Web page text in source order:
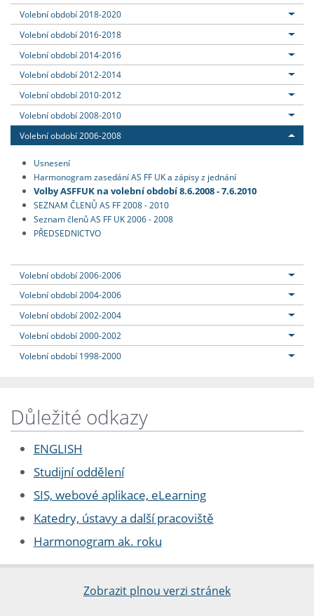
Volební období 2018-2020
Volební období 2016-2018
Volební období 2014-2016
Volební období 2012-2014
Volební období 2010-2012
Volební období 2008-2010
Volební období 2006-2008
Usnesení
Harmonogram zasedání AS FF UK a zápisy z jednání
Volby ASFFUK na volební období 8.6.2008 - 7.6.2010
SEZNAM ČLENŮ AS FF 2008 - 2010
Seznam členů AS FF UK 2006 - 2008
PŘEDSEDNICTVO
Volební období 2006-2006
Volební období 2004-2006
Volební období 2002-2004
Volební období 2000-2002
Volební období 1998-2000
Důležité odkazy
ENGLISH
Studijní oddělení
SIS, webové aplikace, eLearning
Katedry, ústavy a další pracoviště
Harmonogram ak. roku
Zobrazit plnou verzi stránek